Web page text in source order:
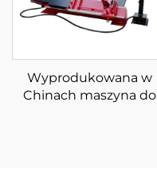
Wyprodukowana w
Chinach maszyna do